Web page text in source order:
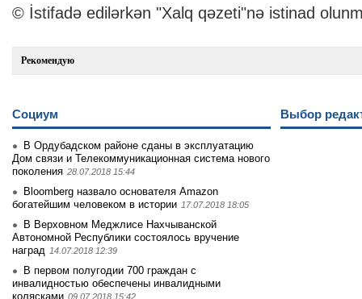
© İstifadə edilərkən "Xalq qəzeti"nə istinad
Рекомендую
Социум
В Ордубадском районе сданы в эксплуатацию
Дом связи и Телекоммуникационная система нового
поколения 28.07.2018 15:44
Bloomberg назвало основателя Amazon
богатейшим человеком в истории 17.07.2018 18:05
В Верховном Меджлисе Нахчыванской
Автономной Республики состоялось вручение
наград 14.07.2018 12:39
В первом полугодии 700 граждан с
инвалидностью обеспечены инвалидными
колясками 09.07.2018 15:42
Выбор